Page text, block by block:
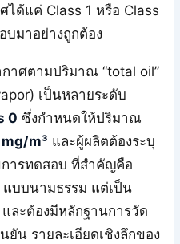
ได้แค่ Class 1 หรือ Class
บมาอย่างถูกต้อง
าศตามปริมาณ “total oil”
เป็นหลายระดับ
0 ซึ่งกำหนดให้ปริมาณ
m³ และผู้ผลิตต้องระบุ
การทดสอบ ที่สำคัญคือ
แบบนามธรรม แต่เป็น
และต้องมีหลักฐานการวัด
น รายละเอียดเชิงลึกของ